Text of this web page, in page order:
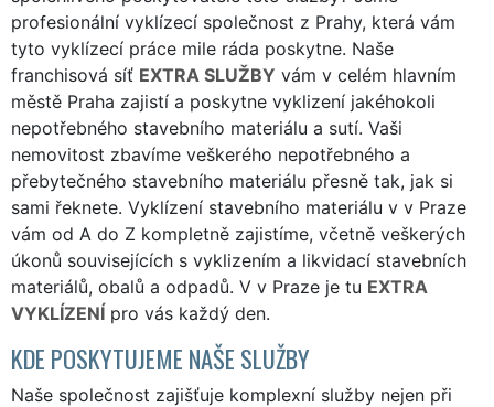
profesionální vyklízecí společnost z Prahy, která vám
tyto vyklízecí práce mile ráda poskytne. Naše
franchisová síť EXTRA SLUŽBY vám v celém hlavním
městě Praha zajistí a poskytne vyklizení jakéhokoli
nepotřebného stavebního materiálu a sutí. Vaši
nemovitost zbavíme veškerého nepotřebného a
přebytečného stavebního materiálu přesně tak, jak si
sami řeknete. Vyklízení stavebního materiálu v v Praze
vám od A do Z kompletně zajistíme, včetně veškerých
úkonů souvisejících s vyklizením a likvidací stavebních
materiálů, obalů a odpadů. V v Praze je tu EXTRA
VYKLÍZENÍ pro vás každý den.
KDE POSKYTUJEME NAŠE SLUŽBY
Naše společnost zajišťuje komplexní služby nejen při